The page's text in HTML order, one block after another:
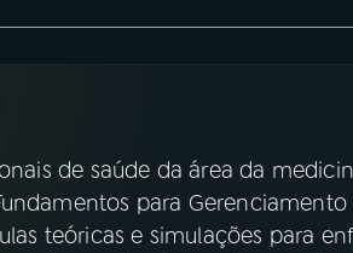
X
de saúde da área da
para
teóricas e simulações para